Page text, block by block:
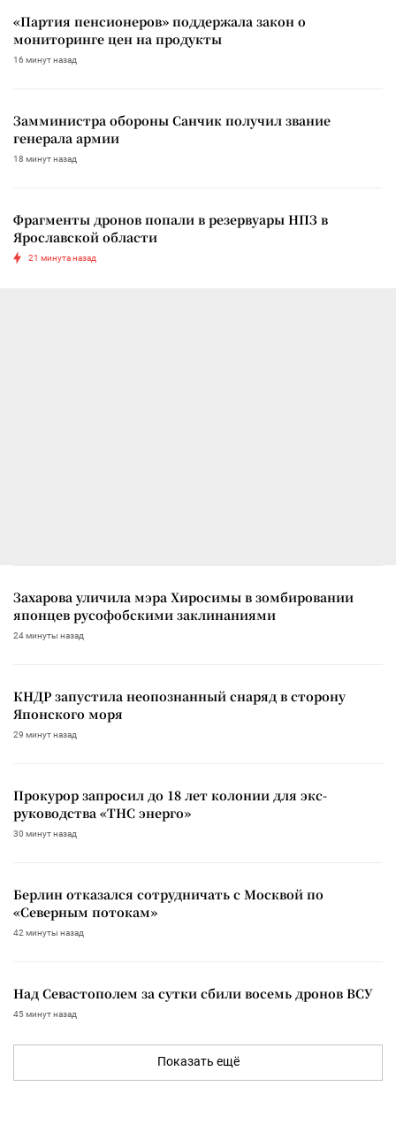
«Партия пенсионеров» поддержала закон о
мониторинге цен на продукты
16 минут назад
Замминистра обороны Санчик получил звание
генерала армии
18 минут назад
Фрагменты дронов попали в резервуары НПЗ в
Ярославской области
21 минута назад
Захарова уличила мэра Хиросимы в зомбировании
японцев русофобскими заклинаниями
24 минуты назад
КНДР запустила неопознанный снаряд в сторону
Японского моря
29 минут назад
Прокурор запросил до 18 лет колонии для экс-
руководства «ТНС энерго»
30 минут назад
Берлин отказался сотрудничать с Москвой по
«Северным потокам»
42 минуты назад
Над Севастополем за сутки сбили восемь дронов ВСУ
45 минут назад
Показать ещё